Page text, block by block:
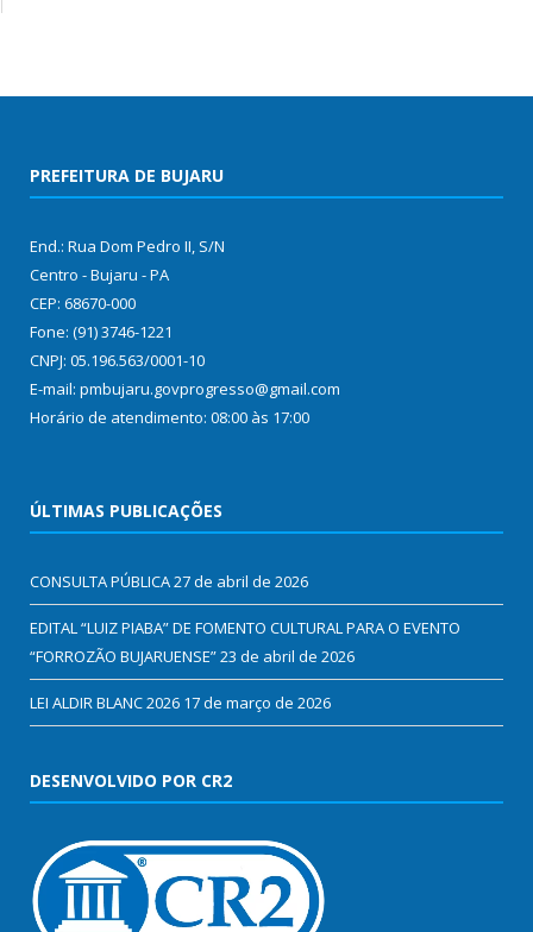
PREFEITURA DE BUJARU
End.: Rua Dom Pedro II, S/N
Centro - Bujaru - PA
CEP: 68670-000
Fone: (91) 3746-1221
CNPJ: 05.196.563/0001-10
E-mail: pmbujaru.govprogresso@gmail.com
Horário de atendimento: 08:00 às 17:00
ÚLTIMAS PUBLICAÇÕES
CONSULTA PÚBLICA27 de abril de 2026
EDITAL “LUIZ PIABA” DE FOMENTO CULTURAL PARA O EVENTO
“FORROZÃO BUJARUENSE”23 de abril de 2026
LEI ALDIR BLANC 2026 17 de março de 2026
DESENVOLVIDO POR CR2